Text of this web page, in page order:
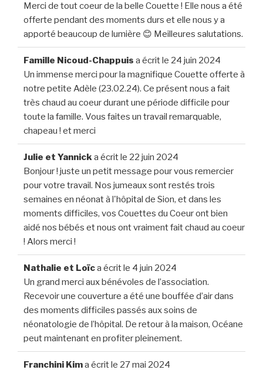
Merci de tout coeur de la belle Couette ! Elle nous a été
offerte pendant des moments durs et elle nous y a
apporté beaucoup de lumière 😊 Meilleures salutations.
Famille Nicoud-Chappuis a écrit le 24 juin 2024
Un immense merci pour la magnifique Couette offerte à
notre petite Adèle (23.02.24). Ce présent nous a fait
très chaud au coeur durant une période difficile pour
toute la famille. Vous faites un travail remarquable,
chapeau ! et merci
Julie et Yannicka écrit le 22 juin 2024
Bonjour ! juste un petit message pour vous remercier
pour votre travail. Nos jumeaux sont restés trois
semaines en néonat à l'hôpital de Sion, et dans les
moments difficiles, vos Couettes du Coeur ont bien
aidé nos bébés et nous ont vraiment fait chaud au coeur
! Alors merci !
Nathalie et Loïca écrit le 4 juin 2024
Un grand merci aux bénévoles de l’association.
Recevoir une couverture a été une bouffée d’air dans
des moments difficiles passés aux soins de
néonatologie de l’hôpital. De retour à la maison, Océane
peut maintenant en profiter pleinement.
Franchini Kima écrit le 27 mai 2024